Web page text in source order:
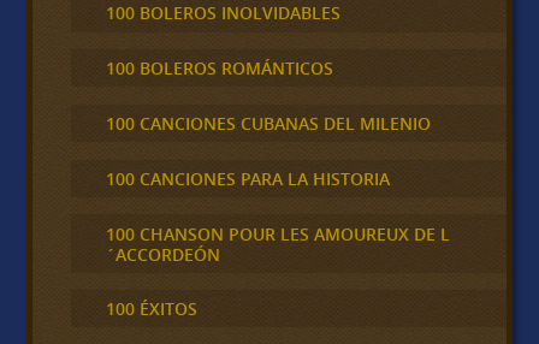
100 BOLEROS INOLVIDABLES
100 BOLEROS ROMÁNTICOS
100 CANCIONES CUBANAS DEL MILENIO
100 CANCIONES PARA LA HISTORIA
100 CHANSON POUR LES AMOUREUX DE L
´ACCORDEÓN
100 ÉXITOS